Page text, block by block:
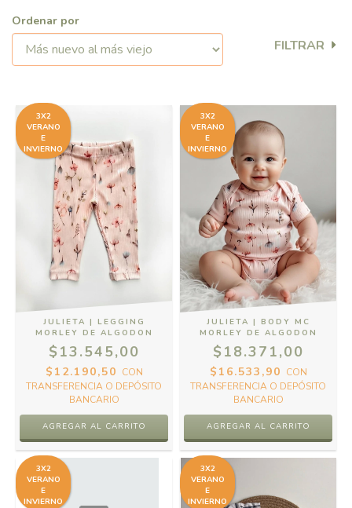
Ordenar por
FILTRAR
3X2
VERANO
E
INVIERNO
JULIETA | LEGGING
MORLEY DE ALGODON
$13.545,00
$12.190,50 CON
TRANSFERENCIA O DEPÓSITO
BANCARIO
AGREGAR AL CARRITO
3X2
VERANO
E
INVIERNO
JULIETA | BODY MC
MORLEY DE ALGODON
$18.371,00
$16.533,90 CON
TRANSFERENCIA O DEPÓSITO
BANCARIO
AGREGAR AL CARRITO
3X2
VERANO
E
INVIERNO
3X2
VERANO
E
INVIERNO